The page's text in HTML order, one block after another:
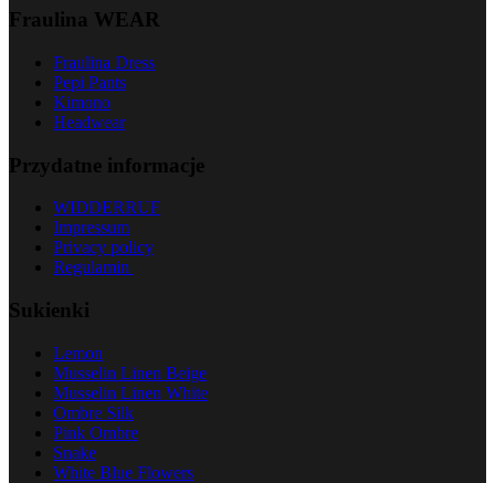
Fraulina WEAR
Fraulina Dress
Pepi Pants
Kimono
Headwear
Przydatne informacje
WIDDERRUF
Impressum
Privacy policy
Regulamin
Sukienki
Lemon
Musselin Linen Beige
Musselin Linen White
Ombre Silk
Pink Ombre
Snake
White Blue Flowers